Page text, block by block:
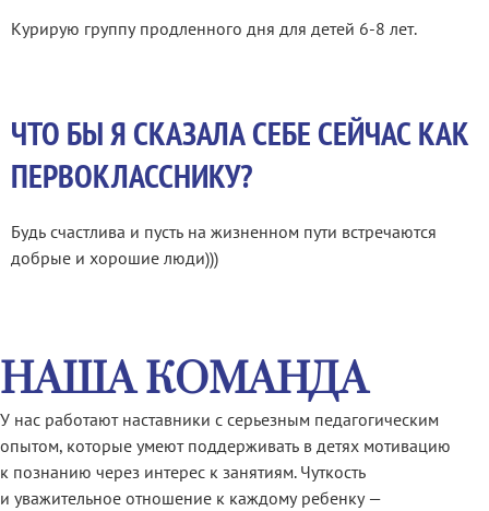
⁠Курирую группу продленного дня для детей 6-8 лет.
ЧТО БЫ Я СКАЗАЛА СЕБЕ СЕЙЧАС КАК
ПЕРВОКЛАССНИКУ?
Будь счастлива и пусть на жизненном пути встречаются
добрые и хорошие люди)))
НАША КОМАНДА
У нас работают наставники с серьезным педагогическим
опытом, которые умеют поддерживать в детях мотивацию
к познанию через интерес к занятиям. Чуткость
и уважительное отношение к каждому ребенку —